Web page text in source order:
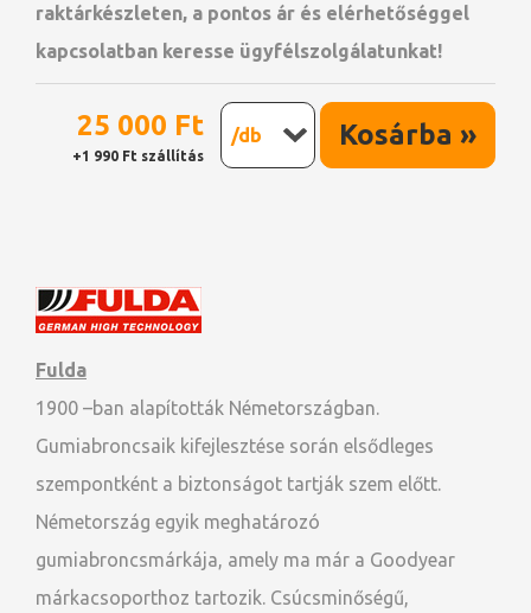
raktárkészleten, a pontos ár és elérhetőséggel
kapcsolatban keresse ügyfélszolgálatunkat!
25 000 Ft
+1 990 Ft szállítás
/db Kosárba »
Fulda
1900 –ban alapították Németországban.
Gumiabroncsaik kifejlesztése során elsődleges
szempontként a biztonságot tartják szem előtt.
Németország egyik meghatározó
gumiabroncsmárkája, amely ma már a Goodyear
márkacsoporthoz tartozik. Csúcsminőségű,